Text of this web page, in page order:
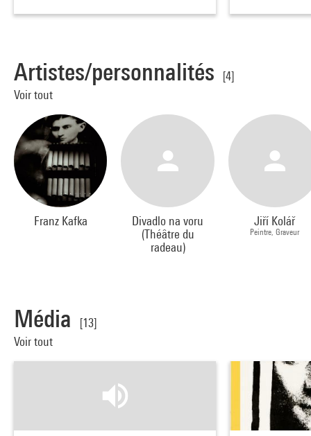
Artistes/personnalités
[4]
Voir tout
Franz Kafka
Divadlo na voru
(Théâtre du
radeau)
Jiří Kolář
Peintre, Graveur
Média
[13]
Voir tout